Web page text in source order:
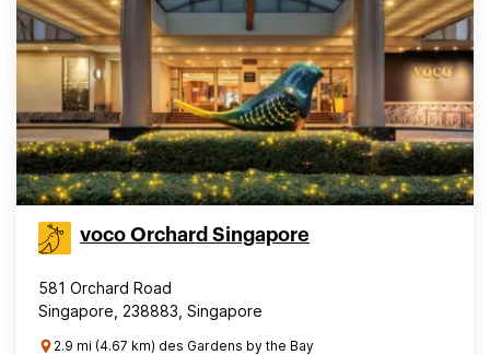
voco Orchard Singapore
581 Orchard Road
Singapore, 238883, Singapore
2.9 mi (4.67 km) des Gardens by the Bay